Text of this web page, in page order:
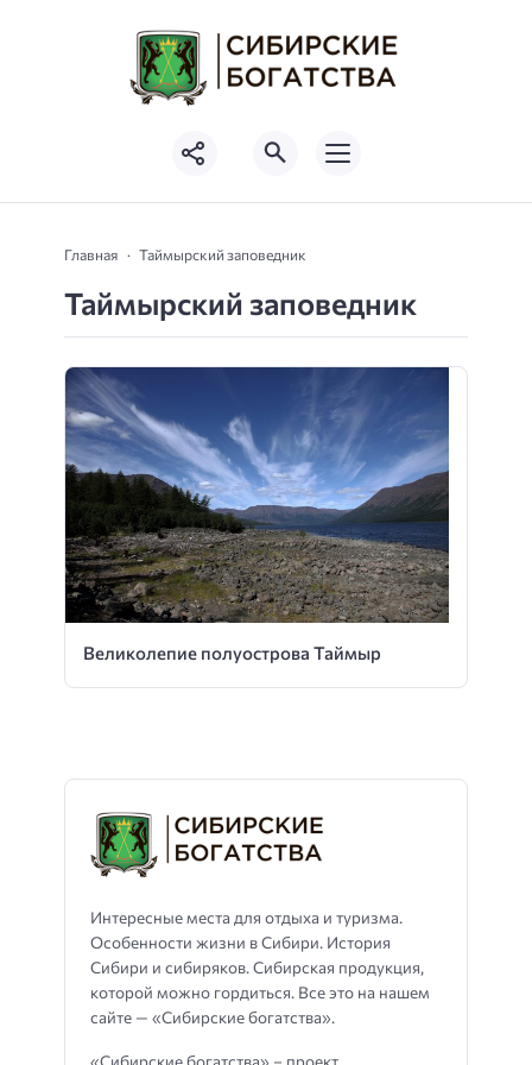
Главная Таймырский заповедник
Таймырский заповедник
Великолепие полуострова Таймыр
Интересные места для отдыха и туризма.
Особенности жизни в Сибири. История
Сибири и сибиряков. Сибирская продукция,
которой можно гордиться. Все это на нашем
сайте — «Сибирские богатства».
«Сибирские богатства» – проект,